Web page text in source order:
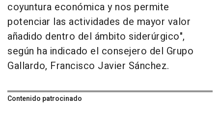
coyuntura económica y nos permite
potenciar las actividades de mayor valor
añadido dentro del ámbito siderúrgico",
según ha indicado el consejero del Grupo
Gallardo, Francisco Javier Sánchez.
Contenido patrocinado